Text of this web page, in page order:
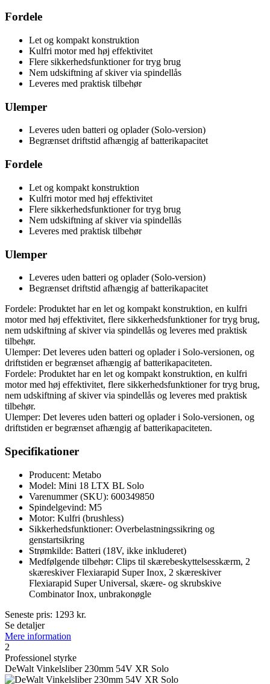
Fordele
Let og kompakt konstruktion
Kulfri motor med høj effektivitet
Flere sikkerhedsfunktioner for tryg brug
Nem udskiftning af skiver via spindellås
Leveres med praktisk tilbehør
Ulemper
Leveres uden batteri og oplader (Solo-version)
Begrænset driftstid afhængig af batterikapacitet
Fordele
Let og kompakt konstruktion
Kulfri motor med høj effektivitet
Flere sikkerhedsfunktioner for tryg brug
Nem udskiftning af skiver via spindellås
Leveres med praktisk tilbehør
Ulemper
Leveres uden batteri og oplader (Solo-version)
Begrænset driftstid afhængig af batterikapacitet
Fordele: Produktet har en let og kompakt konstruktion, en kulfri
motor med høj effektivitet, flere sikkerhedsfunktioner for tryg brug,
nem udskiftning af skiver via spindellås og leveres med praktisk
tilbehør.
Ulemper: Det leveres uden batteri og oplader i Solo-versionen, og
driftstiden er begrænset afhængig af batterikapaciteten.
Fordele: Produktet har en let og kompakt konstruktion, en kulfri
motor med høj effektivitet, flere sikkerhedsfunktioner for tryg brug,
nem udskiftning af skiver via spindellås og leveres med praktisk
tilbehør.
Ulemper: Det leveres uden batteri og oplader i Solo-versionen, og
driftstiden er begrænset afhængig af batterikapaciteten.
Specifikationer
Producent: Metabo
Model: Mini 18 LTX BL Solo
Varenummer (SKU): 600349850
Spindelgevind: M5
Motor: Kulfri (brushless)
Sikkerhedsfunktioner: Overbelastningssikring og
genstartsikring
Strømkilde: Batteri (18V, ikke inkluderet)
Medfølgende tilbehør: Clips til skærebeskyttelsesskærm, 2
skæreskiver Flexiarapid Super Inox, 2 skæreskiver
Flexiarapid Super Universal, skære- og skrubskive
Combinator Inox, unbrakonøgle
Seneste pris: 1293 kr.
Se detaljer
Mere information
2
Professionel styrke
DeWalt Vinkelsliber 230mm 54V XR Solo